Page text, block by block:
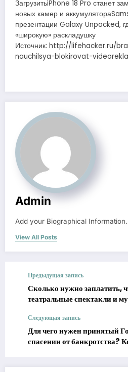
ЗагрузитьiPhone 18 Pro станет
новых камер и
презентации Galaxy Unpacked,
«широкую» раскладушку
Источник: http://lifehacker.ru/
nauchilsya-blokirovat-
Admin
Add your Biographical Information.
View All Posts
Предыдущая запись
Сколько нужно заплатить,
театральные спектакли и
Следующая запись
Для чего нужен принятый
спасении от банкротства?